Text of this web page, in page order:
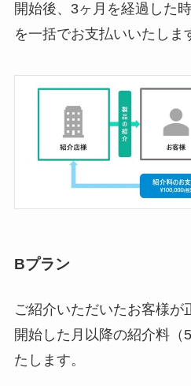
開始後、3ヶ月を経過した
を一括でお支払いいたしま
Bプラン
ご紹介いただいたお客様が
開始した月以降の紹介料（
たします。